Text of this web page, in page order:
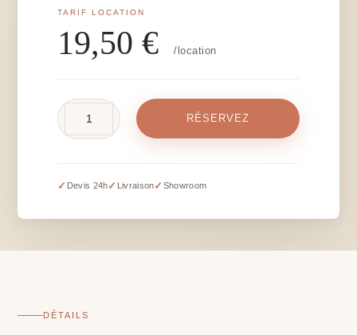
19,50€ /location
-
120
RÉSERVEZ
✓ Devis 24h✓ Livraison✓ Showroom
DÉTAILS